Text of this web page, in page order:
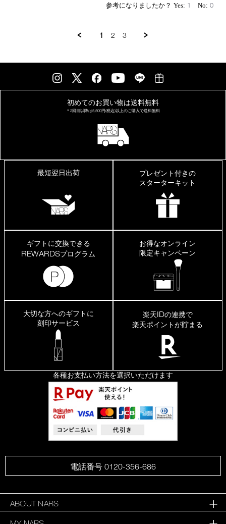
が
プ
る
整
1 0
1 2 3
初めてのお買い物は送料無料
＊2回目以降は5,500円(税込)以上のご購入で送料無料
最短翌日出荷
プレゼント付きの
スターターキット
ギフトに交換できる
REWARDSプログラム
お得なオンライン
限定キャンペーン
大切な方へのギフトに
刻印サービス
楽天IDの連携で
楽天ポイントが貯まる
各種お支払い方法を選択いただけます
電話番号 0120-356-686
ABOUT NARS